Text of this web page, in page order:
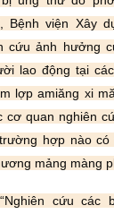
Bệnh viện Xây
cứu ảnh hưởng
lao động tại
lợp amiăng xi
cơ quan nghiên
hợp nào
mảng màng
cứu các